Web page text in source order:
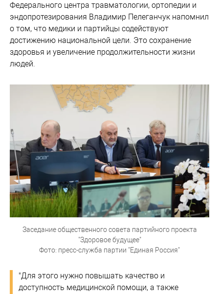
Федерального центра травматологии, ортопедии и
эндопротезирования Владимир Пелеганчук напомнил
о том, что медики и партийцы содействуют
достижению национальной цели. Это сохранение
здоровья и увеличение продолжительности жизни
людей.
Заседание общественного совета партийного проекта
"Здоровое будущее"
Фото: пресс-служба партии "Единая Россия"
"Для этого нужно повышать качество и
доступность медицинской помощи, а также